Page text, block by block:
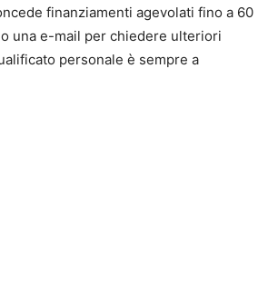
finanziamenti agevolati fino a 60
una e-mail per chiedere ulteriori
personale è sempre a